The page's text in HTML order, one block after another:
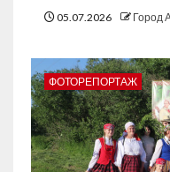
05.07.2026 Город
ФОТОРЕПОРТАЖ